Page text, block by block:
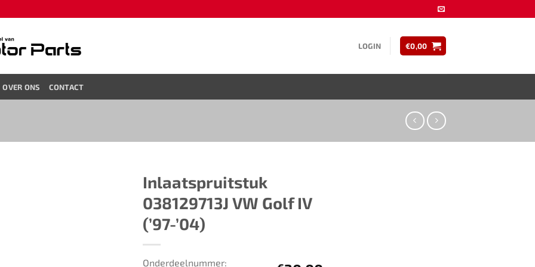
LOGIN €0,00
OVER ONS CONTACT
Inlaatspruitstuk ​​
038129713J​ ​​VW Golf IV
(’97-’04)​
Onderdeelnummer: